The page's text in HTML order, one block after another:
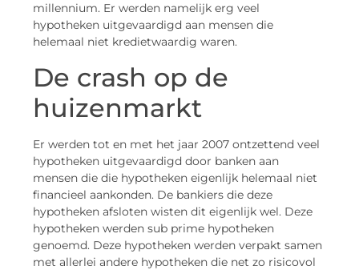
millennium. Er werden namelijk erg veel
hypotheken uitgevaardigd aan mensen die
helemaal niet kredietwaardig waren.
De crash op de
huizenmarkt
Er werden tot en met het jaar 2007 ontzettend veel
hypotheken uitgevaardigd door banken aan
mensen die die hypotheken eigenlijk helemaal niet
financieel aankonden. De bankiers die deze
hypotheken afsloten wisten dit eigenlijk wel. Deze
hypotheken werden sub prime hypotheken
genoemd. Deze hypotheken werden verpakt samen
met allerlei andere hypotheken die net zo risicovol